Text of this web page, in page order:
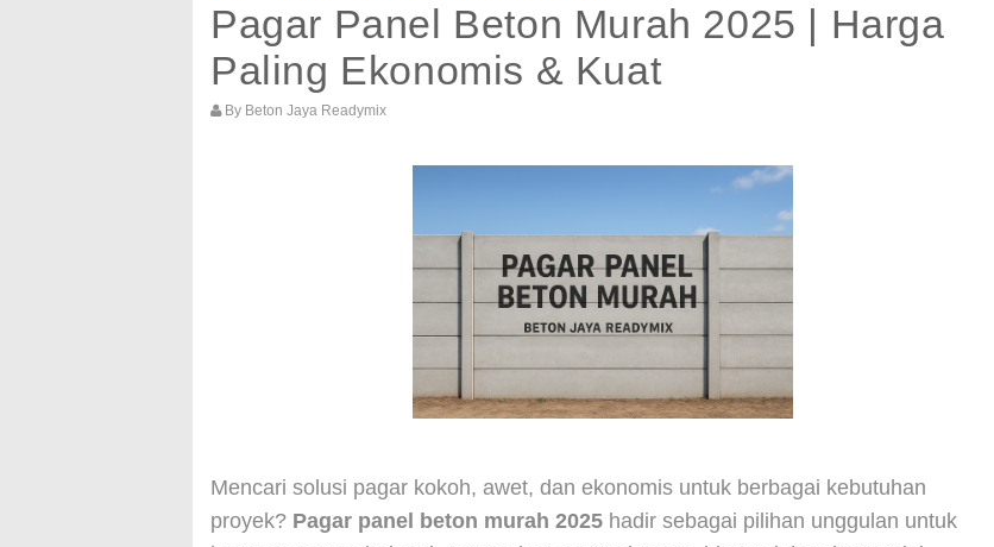
Pagar Panel Beton Murah 2025 | Harga
Paling Ekonomis & Kuat
By Beton Jaya Readymix
Mencari solusi pagar kokoh, awet, dan ekonomis untuk berbagai kebutuhan
proyek? Pagar panel beton murah 2025 hadir sebagai pilihan unggulan untuk